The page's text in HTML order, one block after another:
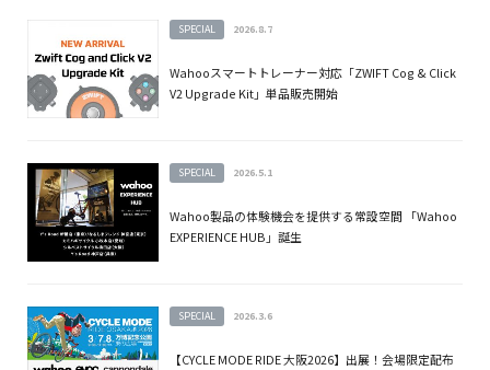
SPECIAL 2026.8.7
Wahooスマートトレーナー対応「ZWIFT Cog & Click
V2 Upgrade Kit」単品販売開始
SPECIAL 2026.5.1
Wahoo製品の体験機会を提供する常設空間 「Wahoo
EXPERIENCE HUB」誕生
SPECIAL 2026.3.6
【CYCLE MODE RIDE 大阪2026】出展！会場限定配布